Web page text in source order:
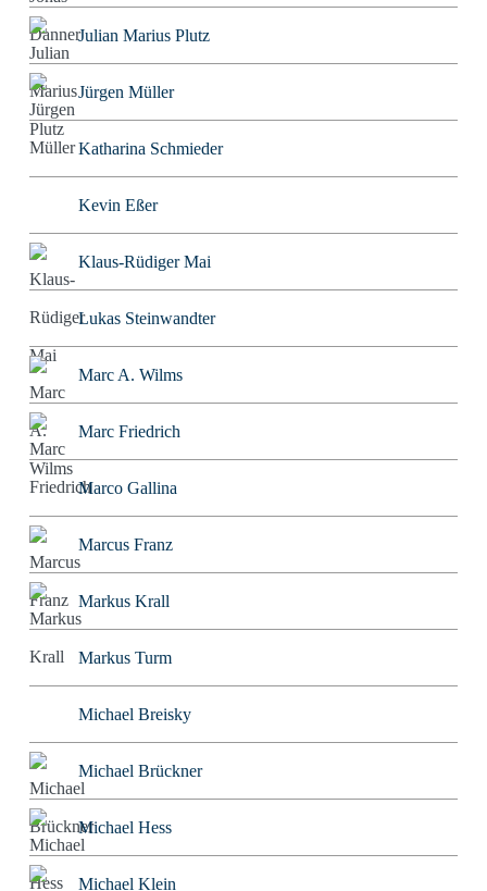
Julian Marius Plutz
Jürgen Müller
Katharina Schmieder
Kevin Eßer
Klaus-Rüdiger Mai
Lukas Steinwandter
Marc A. Wilms
Marc Friedrich
Marco Gallina
Marcus Franz
Markus Krall
Markus Turm
Michael Breisky
Michael Brückner
Michael Hess
Michael Klein